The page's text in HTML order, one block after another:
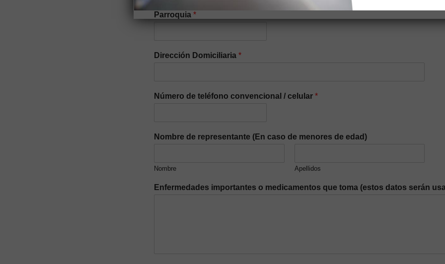
Parroquia *
Dirección Domiciliaria *
Número de teléfono convencional / celular *
Nombre de representante (En caso de menores de edad)
Nombre Apellidos
Enfermedades importantes o medicamentos que toma (estos datos serán